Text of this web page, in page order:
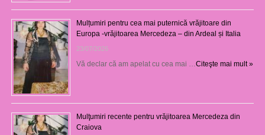
Mulțumiri pentru cea mai puternică vrăjitoare din
Europa -vrăjitoarea Mercedeza – din Ardeal și Italia
23/07/2026
Vă declar că am apelat cu cea mai … Citeşte mai mult »
Mulţumiri recente pentru vrăjitoarea Mercedeza din
Craiova